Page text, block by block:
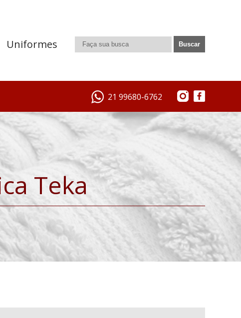
Uniformes
21 99680-6762
Teka